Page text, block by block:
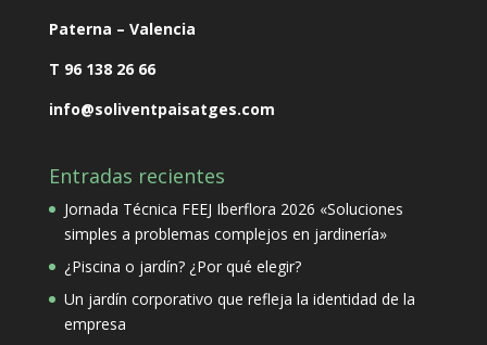
Paterna – Valencia
T 96 138 26 66
info@soliventpaisatges.com
Entradas recientes
Jornada Técnica FEEJ Iberflora 2026 «Soluciones
simples a problemas complejos en jardinería»
¿Piscina o jardín? ¿Por qué elegir?
Un jardín corporativo que refleja la identidad de la
empresa